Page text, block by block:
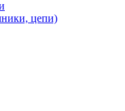
цепи)